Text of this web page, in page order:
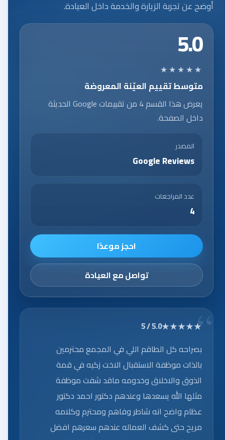
أوضح عن تجربة الزيارة والخدمة داخل العيادة.
5.0
★★★★★
متوسط تقييم العيّنة المعروضة
يعرض هذا القسم 4 من تقييمات Google الحديثة
داخل الصفحة.
المصدر
Google Reviews
عدد المراجعات
4
احجز موعدًا
تواصل مع العيادة
★★★★★
5.0 / 5
بصراحه كل الطاقم اللي في المجمع محترمين
بالذات موظفة الاستقبال الاخت زكيه في قمة
الذوق والاخلاق وخدومه ماقد شفت موظفة
مثلها الله يسعدها وعندهم دكتور احمد دكتور
عظام واضح انه شاطر وفاهم ومحترم وكلامه
مريح حتى كشف العماله عندهم سعرهم افضل